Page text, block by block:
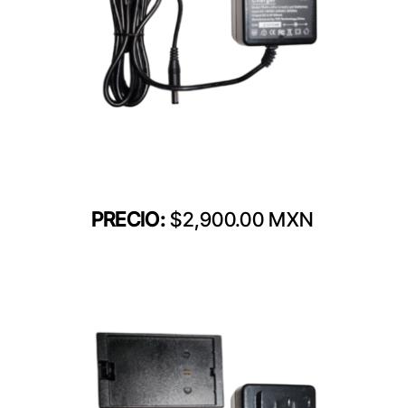
PRECIO:$2,900.00 MXN